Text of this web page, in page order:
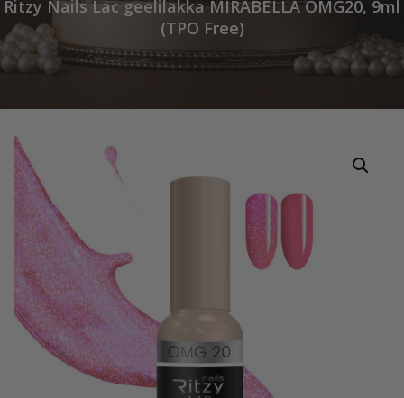
Ritzy Nails Lac geelilakka MIRABELLA OMG20, 9ml
(TPO Free)